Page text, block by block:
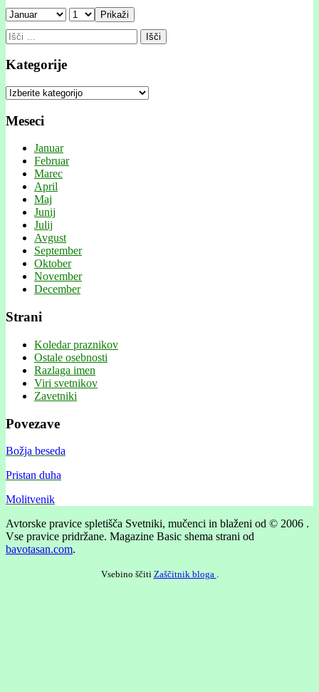
Prikaži
Išči:
Kategorije
Kategorije
Meseci
Januar
Februar
Marec
April
Maj
Junij
Julij
Avgust
September
Oktober
November
December
Strani
Koledar praznikov
Ostale osebnosti
Razlaga imen
Viri svetnikov
Zavetniki
Povezave
Božja beseda
Pristan duha
Molitvenik
Avtorske pravice spletišča Svetniki, mučenci in blaženi od © 2006 .
Vse pravice pridržane. Magazine Basic shema strani od
bavotasan.com.
Vsebino ščiti Zaščitnik bloga .